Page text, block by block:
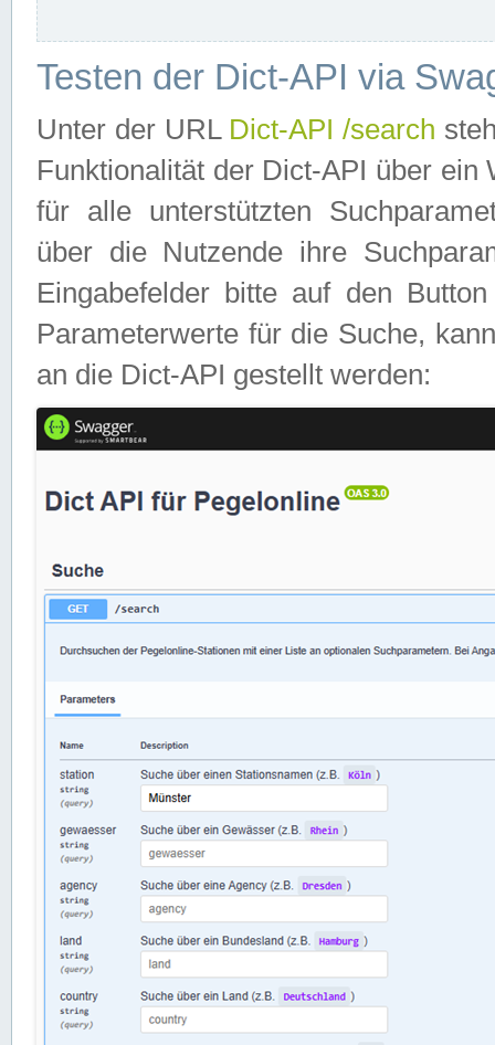
Testen der Dict-API via
Unter der URL Dict-API /search
Funktionalität der Dict-API über
für alle unterstützten
über die Nutzende ihre
Eingabefelder bitte auf den
Parameterwerte für die Suche,
an die Dict-API gestellt werden: